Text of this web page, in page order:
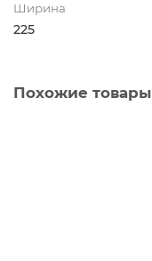
Ширина
225
Похожие товары